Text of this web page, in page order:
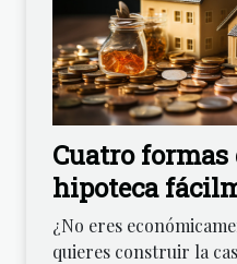
Cuatro
hipoteca
¿No eres
quieres construir la